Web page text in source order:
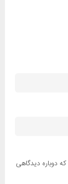
دوباره دیدگاهی